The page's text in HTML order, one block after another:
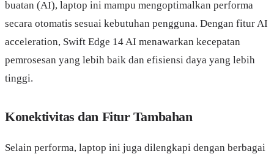
buatan (AI), laptop ini mampu mengoptimalkan performa
secara otomatis sesuai kebutuhan pengguna. Dengan fitur AI
acceleration, Swift Edge 14 AI menawarkan kecepatan
pemrosesan yang lebih baik dan efisiensi daya yang lebih
tinggi.
Konektivitas dan Fitur Tambahan
Selain performa, laptop ini juga dilengkapi dengan berbagai